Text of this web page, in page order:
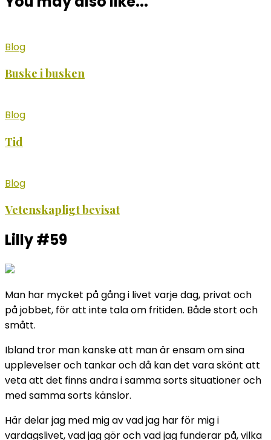
Blog
Buske i busken
Blog
Tid
Blog
Vetenskapligt bevisat
Lilly #59
Man har mycket på gång i livet varje dag, privat och
på jobbet, för att inte tala om fritiden. Både stort och
smått.
Ibland tror man kanske att man är ensam om sina
upplevelser och tankar och då kan det vara skönt att
veta att det finns andra i samma sorts situationer och
med samma sorts känslor.
Här delar jag med mig av vad jag har för mig i
vardagslivet, vad jag gör och vad jag funderar på, vilka